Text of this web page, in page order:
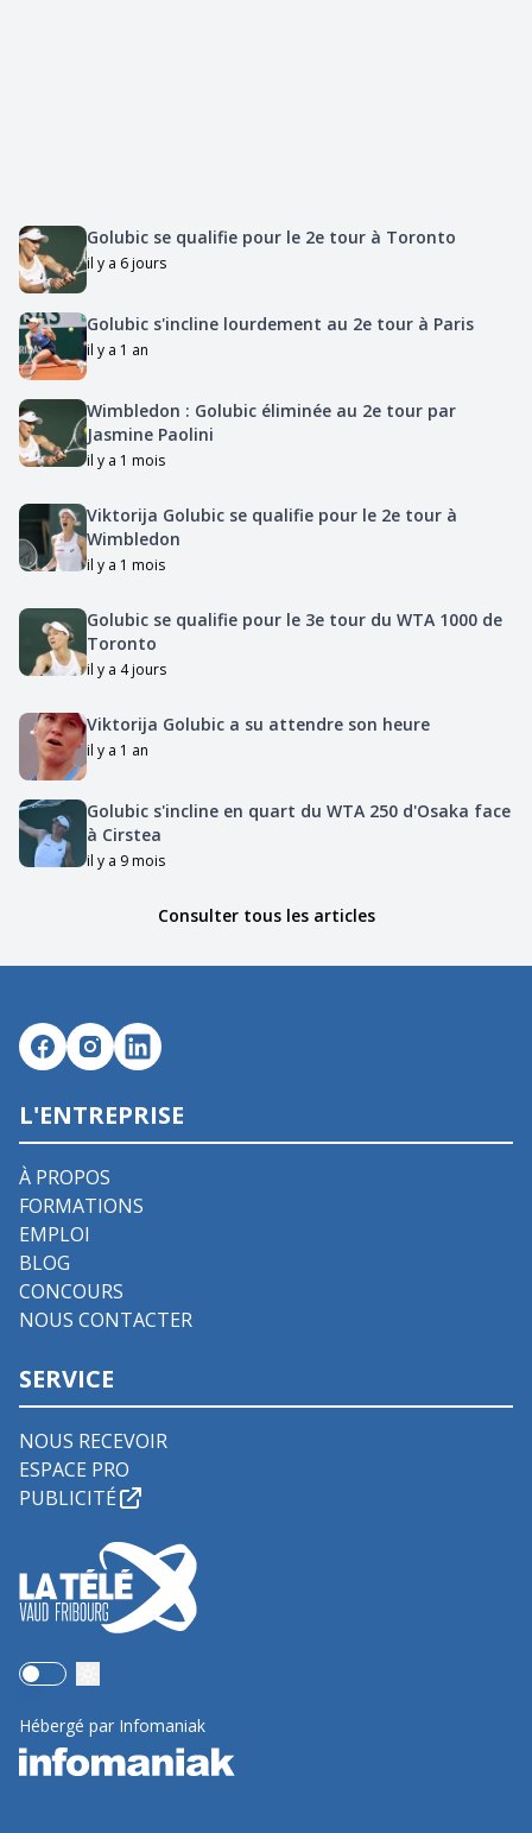
Golubic se qualifie pour le 2e tour à Toronto
il y a 6 jours
Golubic s'incline lourdement au 2e tour à Paris
il y a 1 an
Wimbledon : Golubic éliminée au 2e tour par
Jasmine Paolini
il y a 1 mois
Viktorija Golubic se qualifie pour le 2e tour à
Wimbledon
il y a 1 mois
Golubic se qualifie pour le 3e tour du WTA 1000 de
Toronto
il y a 4 jours
Viktorija Golubic a su attendre son heure
il y a 1 an
Golubic s'incline en quart du WTA 250 d'Osaka face
à Cirstea
il y a 9 mois
Consulter tous les articles
L'ENTREPRISE
À PROPOS
FORMATIONS
EMPLOI
BLOG
CONCOURS
NOUS CONTACTER
SERVICE
NOUS RECEVOIR
ESPACE PRO
PUBLICITÉ
Use setting
Hébergé par Infomaniak